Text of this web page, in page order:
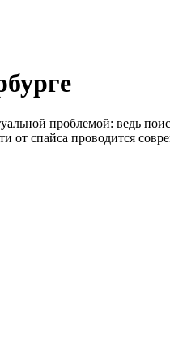
проблемой: ведь
от спайса проводится